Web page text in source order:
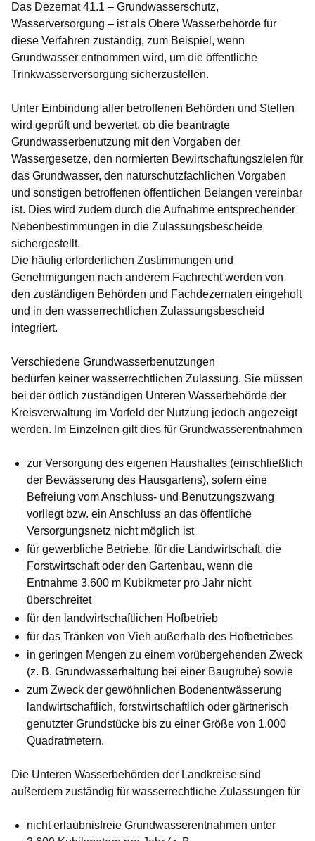
Das Dezernat 41.1 – Grundwasserschutz,
Wasserversorgung – ist als Obere Wasserbehörde für
diese Verfahren zuständig, zum Beispiel, wenn
Grundwasser entnommen wird, um die öffentliche
Trinkwasserversorgung sicherzustellen.
Unter Einbindung aller betroffenen Behörden und Stellen
wird geprüft und bewertet, ob die beantragte
Grundwasserbenutzung mit den Vorgaben der
Wassergesetze, den normierten Bewirtschaftungszielen für
das Grundwasser, den naturschutzfachlichen Vorgaben
und sonstigen betroffenen öffentlichen Belangen vereinbar
ist. Dies wird zudem durch die Aufnahme entsprechender
Nebenbestimmungen in die Zulassungsbescheide
sichergestellt.
Die häufig erforderlichen Zustimmungen und
Genehmigungen nach anderem Fachrecht werden von
den zuständigen Behörden und Fachdezernaten eingeholt
und in den wasserrechtlichen Zulassungsbescheid
integriert.
Verschiedene Grundwasserbenutzungen
bedürfen keiner wasserrechtlichen Zulassung. Sie müssen
bei der örtlich zuständigen Unteren Wasserbehörde der
Kreisverwaltung im Vorfeld der Nutzung jedoch angezeigt
werden. Im Einzelnen gilt dies für Grundwasserentnahmen
zur Versorgung des eigenen Haushaltes (einschließlich
der Bewässerung des Hausgartens), sofern eine
Befreiung vom Anschluss- und Benutzungszwang
vorliegt bzw. ein Anschluss an das öffentliche
Versorgungsnetz nicht möglich ist
für gewerbliche Betriebe, für die Landwirtschaft, die
Forstwirtschaft oder den Gartenbau, wenn die
Entnahme 3.600 m Kubikmeter pro Jahr nicht
überschreitet
für den landwirtschaftlichen Hofbetrieb
für das Tränken von Vieh außerhalb des Hofbetriebes
in geringen Mengen zu einem vorübergehenden Zweck
(z. B. Grundwasserhaltung bei einer Baugrube) sowie
zum Zweck der gewöhnlichen Bodenentwässerung
landwirtschaftlich, forstwirtschaftlich oder gärtnerisch
genutzter Grundstücke bis zu einer Größe von 1.000
Quadratmetern.
Die Unteren Wasserbehörden der Landkreise sind
außerdem zuständig für wasserrechtliche Zulassungen für
nicht erlaubnisfreie Grundwasserentnahmen unter